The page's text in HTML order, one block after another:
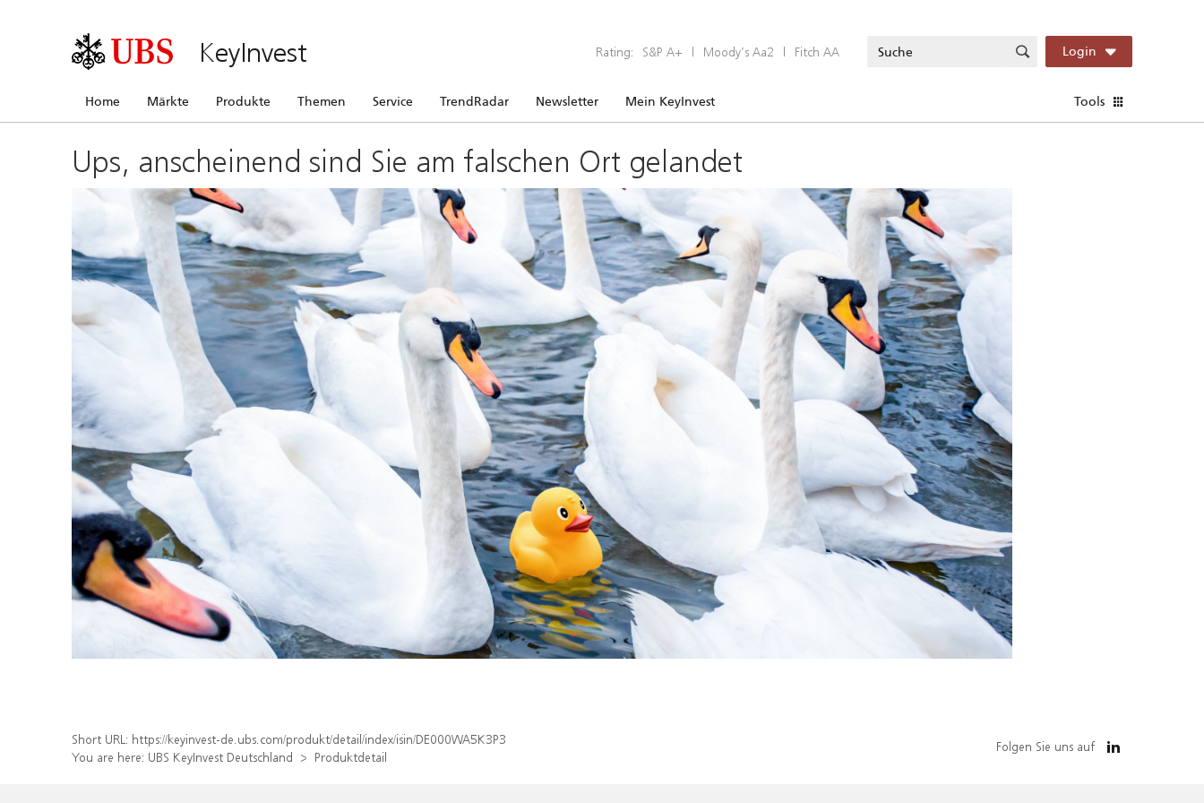
KeyInvest Rating: S&P A+ | Moody’s Aa2 | Fitch AA Login
Home Märkte Produkte Themen Service TrendRadar Newsletter Mein KeyInvest Tools
Ups, anscheinend sind Sie am falschen Ort gelandet
Short URL: https://keyinvest-de.ubs.com/produkt/detail/index/isin/DE000WA5K3P3
You are here: UBS KeyInvest Deutschland Produktdetail
Folgen Sie uns auf